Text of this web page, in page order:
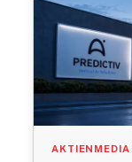
AKTIENMEDIA